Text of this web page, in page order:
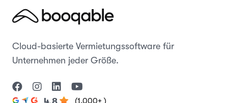
Cloud-basierte Vermietungssoftware für
Unternehmen jeder Größe.
(1,000+ )